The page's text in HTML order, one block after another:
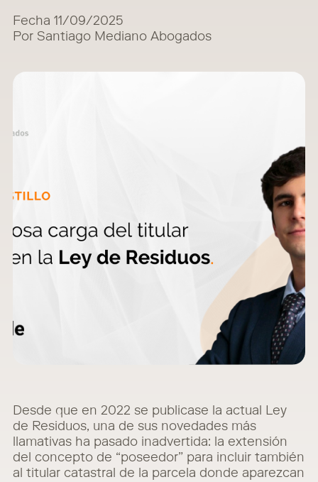
Fecha 11/09/2025
Por Santiago Mediano Abogados
Desde que en 2022 se publicase la actual Ley
de Residuos, una de sus novedades más
llamativas ha pasado inadvertida: la extensión
del concepto de “poseedor” para incluir también
al titular catastral de la parcela donde aparezcan